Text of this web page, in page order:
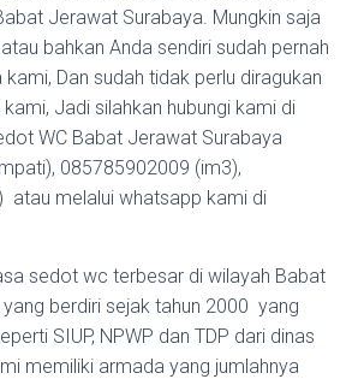
Jerawat Surabaya. Mungkin saja
bahkan Anda sendiri sudah pernah
Dan sudah tidak perlu diragukan
Jadi silahkan hubungi kami di
WC Babat Jerawat Surabaya
085785902009 (im3),
atau melalui whatsapp kami di
sedot wc terbesar di wilayah Babat
berdiri sejak tahun 2000 yang
SIUP, NPWP dan TDP dari dinas
memiliki armada yang jumlahnya